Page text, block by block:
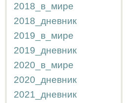
2018_в_мире
2018_дневник
2019_в_мире
2019_дневник
2020_в_мире
2020_дневник
2021_дневник